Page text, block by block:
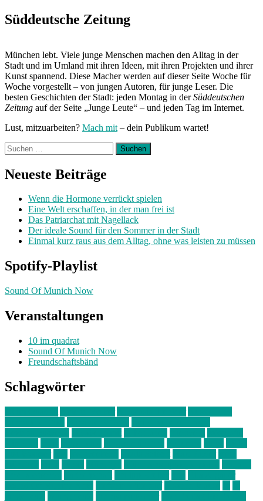
Süddeutsche Zeitung
München lebt. Viele junge Menschen machen den Alltag in der
Stadt und im Umland mit ihren Ideen, mit ihren Projekten und ihrer
Kunst spannend. Diese Macher werden auf dieser Seite Woche für
Woche vorgestellt – von jungen Autoren, für junge Leser. Die
besten Geschichten der Stadt: jeden Montag in derSüddeutschen
Zeitung auf der Seite „Junge Leute“ – und jeden Tag im Internet.
Lust, mitzuarbeiten? Mach mit – dein Publikum wartet!
Suchen
nach:
Neueste Beiträge
Wenn die Hormone verrückt spielen
Eine Welt erschaffen, in der man frei ist
Das Patriarchat mit Nagellack
Der ideale Sound für den Sommer in der Stadt
Einmal kurz raus aus dem Alltag, ohne was leisten zu müssen
Spotify-Playlist
Sound Of Munich Now
Veranstaltungen
10 im quadrat
Sound Of Munich Now
Freundschaftsbänd
Schlagwörter